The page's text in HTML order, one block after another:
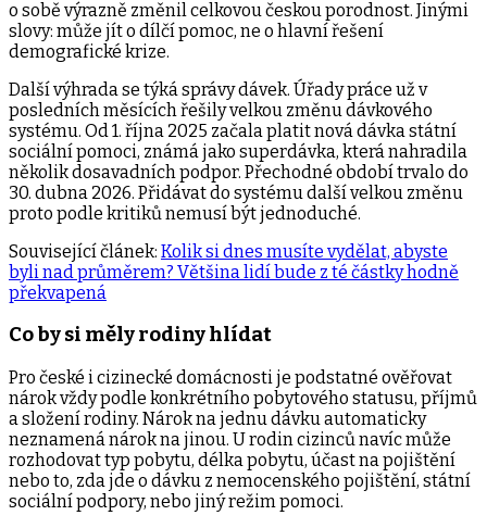
o sobě výrazně změnil celkovou českou porodnost. Jinými
slovy: může jít o dílčí pomoc, ne o hlavní řešení
demografické krize.
Další výhrada se týká správy dávek. Úřady práce už v
posledních měsících řešily velkou změnu dávkového
systému. Od 1. října 2025 začala platit nová dávka státní
sociální pomoci, známá jako superdávka, která nahradila
několik dosavadních podpor. Přechodné období trvalo do
30. dubna 2026. Přidávat do systému další velkou změnu
proto podle kritiků nemusí být jednoduché.
Související článek: Kolik si dnes musíte vydělat, abyste
byli nad průměrem? Většina lidí bude z té částky hodně
překvapená
Co by si měly rodiny hlídat
Pro české i cizinecké domácnosti je podstatné ověřovat
nárok vždy podle konkrétního pobytového statusu, příjmů
a složení rodiny. Nárok na jednu dávku automaticky
neznamená nárok na jinou. U rodin cizinců navíc může
rozhodovat typ pobytu, délka pobytu, účast na pojištění
nebo to, zda jde o dávku z nemocenského pojištění, státní
sociální podpory, nebo jiný režim pomoci.